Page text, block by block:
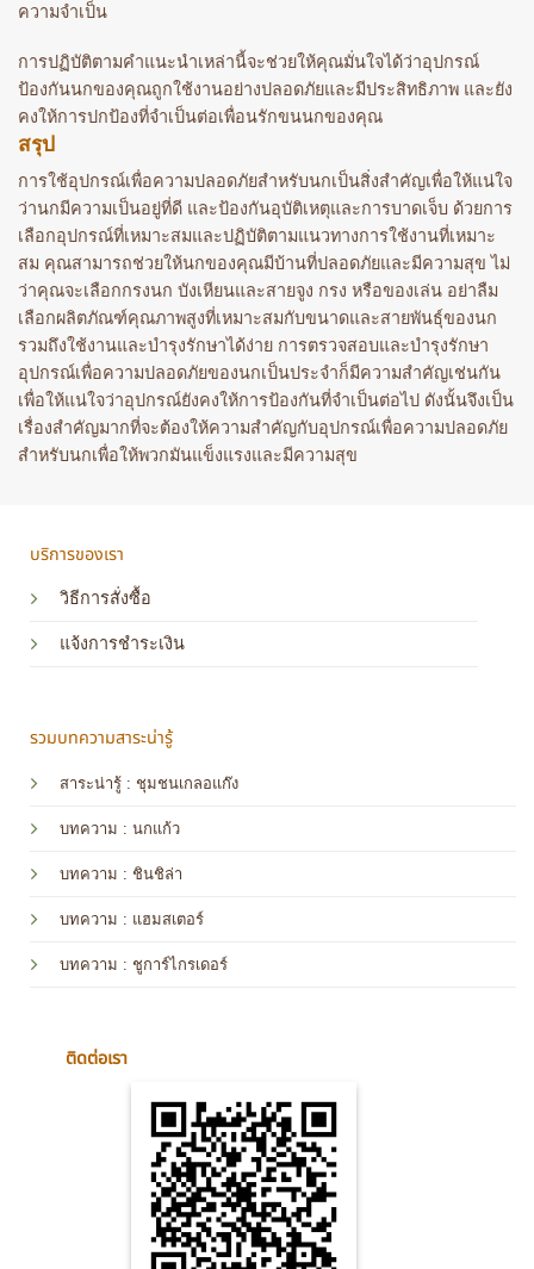
ความจำเป็น
การปฏิบัติตามคำแนะนำเหล่านี้จะช่วยให้คุณมั่นใจได้ว่าอุปกรณ์
ป้องกันนกของคุณถูกใช้งานอย่างปลอดภัยและมีประสิทธิภาพ และยัง
คงให้การปกป้องที่จำเป็นต่อเพื่อนรักขนนกของคุณ
สรุป
การใช้อุปกรณ์เพื่อความปลอดภัยสำหรับนกเป็นสิ่งสำคัญเพื่อให้แน่ใจ
ว่านกมีความเป็นอยู่ที่ดี และป้องกันอุบัติเหตุและการบาดเจ็บ ด้วยการ
เลือกอุปกรณ์ที่เหมาะสมและปฏิบัติตามแนวทางการใช้งานที่เหมาะ
สม คุณสามารถช่วยให้นกของคุณมีบ้านที่ปลอดภัยและมีความสุข ไม่
ว่าคุณจะเลือกกรงนก บังเหียนและสายจูง กรง หรือของเล่น อย่าลืม
เลือกผลิตภัณฑ์คุณภาพสูงที่เหมาะสมกับขนาดและสายพันธุ์ของนก
รวมถึงใช้งานและบำรุงรักษาได้ง่าย การตรวจสอบและบำรุงรักษา
อุปกรณ์เพื่อความปลอดภัยของนกเป็นประจำก็มีความสำคัญเช่นกัน
เพื่อให้แน่ใจว่าอุปกรณ์ยังคงให้การป้องกันที่จำเป็นต่อไป ดังนั้นจึงเป็น
เรื่องสำคัญมากที่จะต้องให้ความสำคัญกับอุปกรณ์เพื่อความปลอดภัย
สำหรับนกเพื่อให้พวกมันแข็งแรงและมีความสุข
บริการของเรา
วิธีการสั่งซื้อ
แจ้งการชำระเงิน
รวมบทความสาระน่ารู้
สาระน่ารู้ : ชุมชนเกลอแก๊ง
บทความ : นกแก้ว
บทความ : ชินชิล่า
บทความ : แฮมสเตอร์
บทความ : ชูการ์ไกรเดอร์
ติดต่อเรา